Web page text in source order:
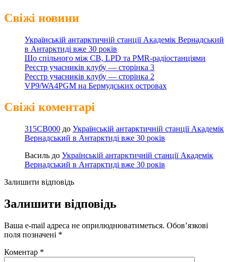
Свіжі новини
Українській антарктичній станції Академік Вернадський
в Антарктиді вже 30 років
Що спільного між CB, LPD та PMR-радіостанціями
Реєстр учасників клубу — сторінка 3
Реєстр учасників клубу — сторінка 2
VP9/WA4PGM на Бермудських островах
Свіжі коментарі
315CB000 до Українській антарктичній станції Академік
Вернадський в Антарктиді вже 30 років
Василь до Українській антарктичній станції Академік
Вернадський в Антарктиді вже 30 років
Залишити відповідь
Залишити відповідь
Ваша e-mail адреса не оприлюднюватиметься. Обов’язкові
поля позначені *
Коментар *